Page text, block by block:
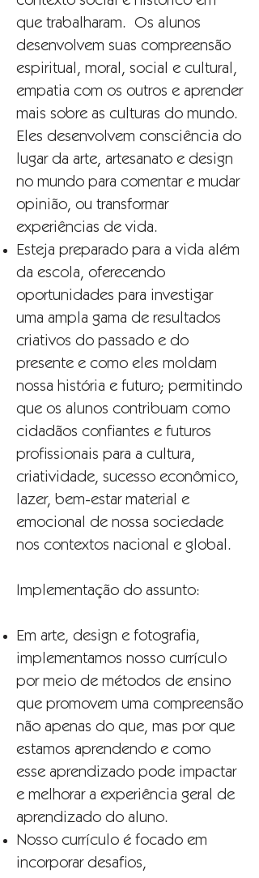
que trabalharam. Os alunos
desenvolvem suas compreensão
espiritual, moral, social e cultural,
empatia com os outros e aprender
mais sobre as culturas do mundo.
Eles desenvolvem consciência do
lugar da arte, artesanato e design
no mundo para comentar e mudar
opinião, ou transformar
experiências de vida.
Esteja preparado para a vida além
da escola, oferecendo
oportunidades para investigar
uma ampla gama de resultados
criativos do passado e do
presente e como eles moldam
nossa história e futuro; permitindo
que os alunos contribuam como
cidadãos confiantes e futuros
profissionais para a cultura,
criatividade, sucesso econômico,
lazer, bem-estar material e
emocional de nossa sociedade
nos contextos nacional e global.
Implementação do assunto:
Em arte, design e fotografia,
implementamos nosso currículo
por meio de métodos de ensino
que promovem uma compreensão
não apenas do que, mas por que
estamos aprendendo e como
esse aprendizado pode impactar
e melhorar a experiência geral de
aprendizado do aluno.
Nosso currículo é focado em
incorporar desafios,